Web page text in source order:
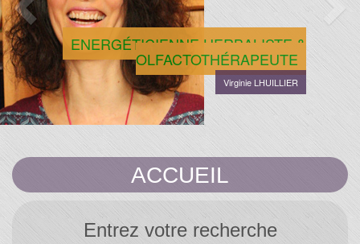
Praticiens
"L'Or du
Temps"
par la
librairie
l'or du
temps
ENERGÉTICIENNE HERBALISTE &
OLFACTOTHÉRAPEUTE
Virginie LHUILLIER
ACCUEIL
Entrez votre recherche